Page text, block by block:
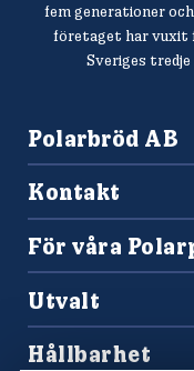
fem generationer
företaget har
Sveriges
Polarbröd AB
010-450 60 00
info@polarbrod.se
Kontakt
Konsumentkontakt
Frågor och svar
Press och nyhetsrum
Sponsring
För våra
Tävlingar
Hitta din Polarklämma
Utvalt
Hållbarhet